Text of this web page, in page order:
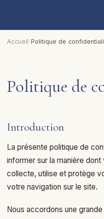
Accueil /Politique de
Politique de
Introduction
La présente politique de
informer sur la manière dont
collecte, utilise et protège
votre navigation sur le site.
Nous accordons une